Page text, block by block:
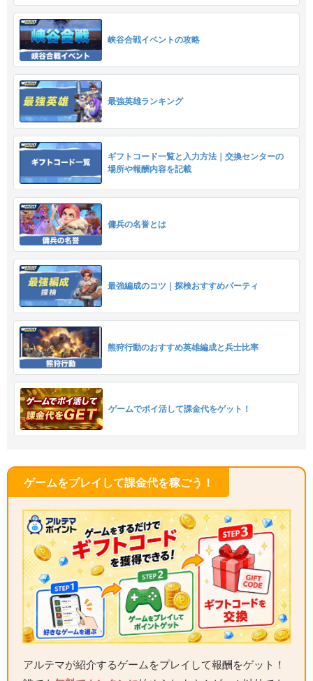
峡谷合戦イベントの攻略
最強英雄ランキング
ギフトコード一覧と入力方法｜交換センターの
場所や報酬内容を記載
傭兵の名誉とは
最強編成のコツ｜探検おすすめパーティ
熊狩行動のおすすめ英雄編成と兵士比率
ゲームでポイ活して課金代をゲット！
ゲームをプレイして課金代を稼ごう！
アルテマが紹介するゲームをプレイして報酬をゲット！